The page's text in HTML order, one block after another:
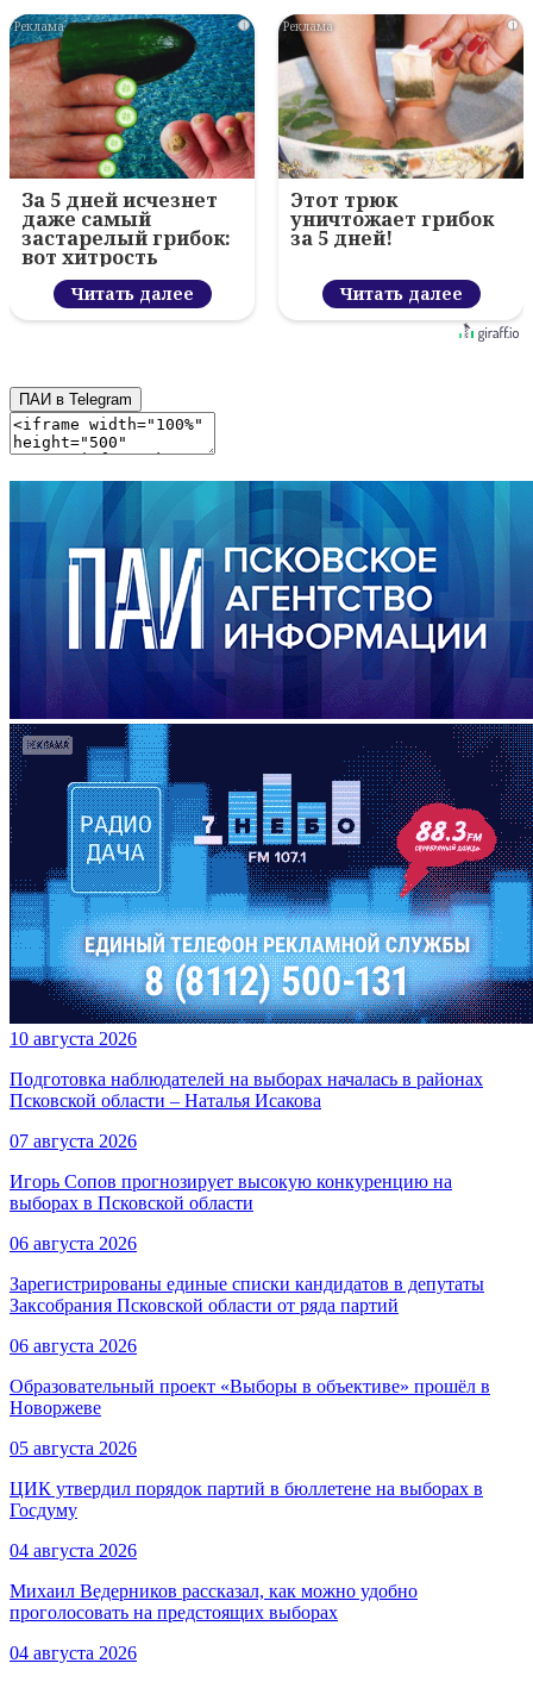
i
За 5 дней исчезнет
даже самый
застарелый грибок:
вот хитрость
Читать далее
i
Этот трюк
уничтожает грибок
за 5 дней!
Читать далее
ПАИ в Telegram
10 августа 2026
Подготовка наблюдателей на выборах началась в районах
Псковской области – Наталья Исакова
07 августа 2026
Игорь Сопов прогнозирует высокую конкуренцию на
выборах в Псковской области
06 августа 2026
Зарегистрированы единые списки кандидатов в депутаты
Заксобрания Псковской области от ряда партий
06 августа 2026
Образовательный проект «Выборы в объективе» прошёл в
Новоржеве
05 августа 2026
ЦИК утвердил порядок партий в бюллетене на выборах в
Госдуму
04 августа 2026
Михаил Ведерников рассказал, как можно удобно
проголосовать на предстоящих выборах
04 августа 2026